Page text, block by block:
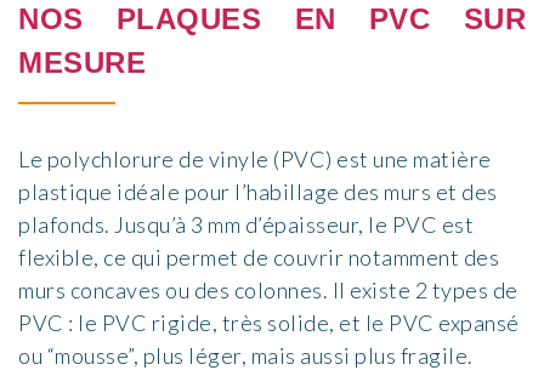
NOS PLAQUES EN PVC SUR
MESURE
Le polychlorure de vinyle (PVC) est une matière
plastique idéale pour l’habillage des murs et des
plafonds. Jusqu’à 3 mm d’épaisseur, le PVC est
flexible, ce qui permet de couvrir notamment des
murs concaves ou des colonnes. Il existe 2 types de
PVC : le PVC rigide, très solide, et le PVC expansé
ou “mousse”, plus léger, mais aussi plus fragile.